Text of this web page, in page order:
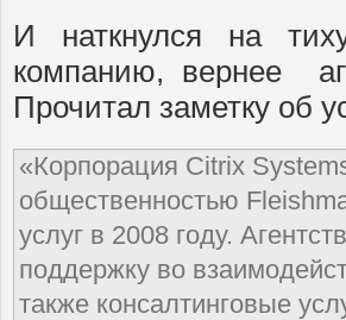
И наткнулся на
компанию, вернее
Прочитал заметку об
«Корпорация Citrix
общественностью
услуг в 2008 году.
поддержку во
также консалтинговые